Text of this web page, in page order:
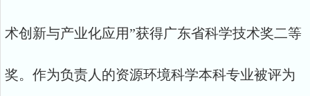
术创新与产业化应用”获得广东省科学技术奖二等
奖。作为负责人的资源环境科学本科专业被评为